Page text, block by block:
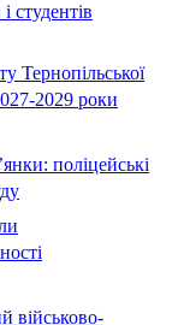
студентів
Тернопільської
2029 роки
поліцейські
військово-